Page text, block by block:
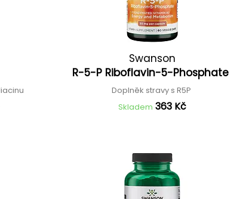
Swanson
R-5-P Riboflavin-5-Phosphate
Doplněk stravy s R5P
Skladem 363 Kč